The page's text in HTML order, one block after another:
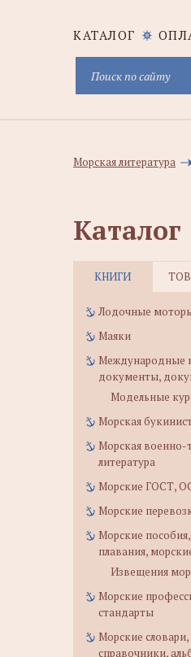
КАТАЛОГ
Морская литература
Каталог
КНИГИ
Лодочные
Маяки
Международные
документы,
Модельные
Морская
Морская военно-
литература
Морские ГОСТ,
Морские
Морские
плавания,
Извещения
Морские
стандарты
Морские
справочники,